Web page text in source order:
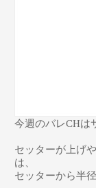
今週のバレCHは
セッターが上げ
は、
セッターから半